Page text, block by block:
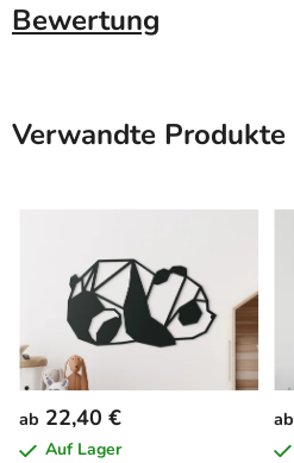
Bewertung
Verwandte Produkte
ab 22,40 €
Auf Lager
ab